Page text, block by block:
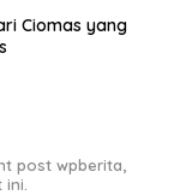
Ciomas yang
post wpberita,